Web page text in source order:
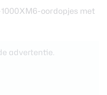
advertentie.